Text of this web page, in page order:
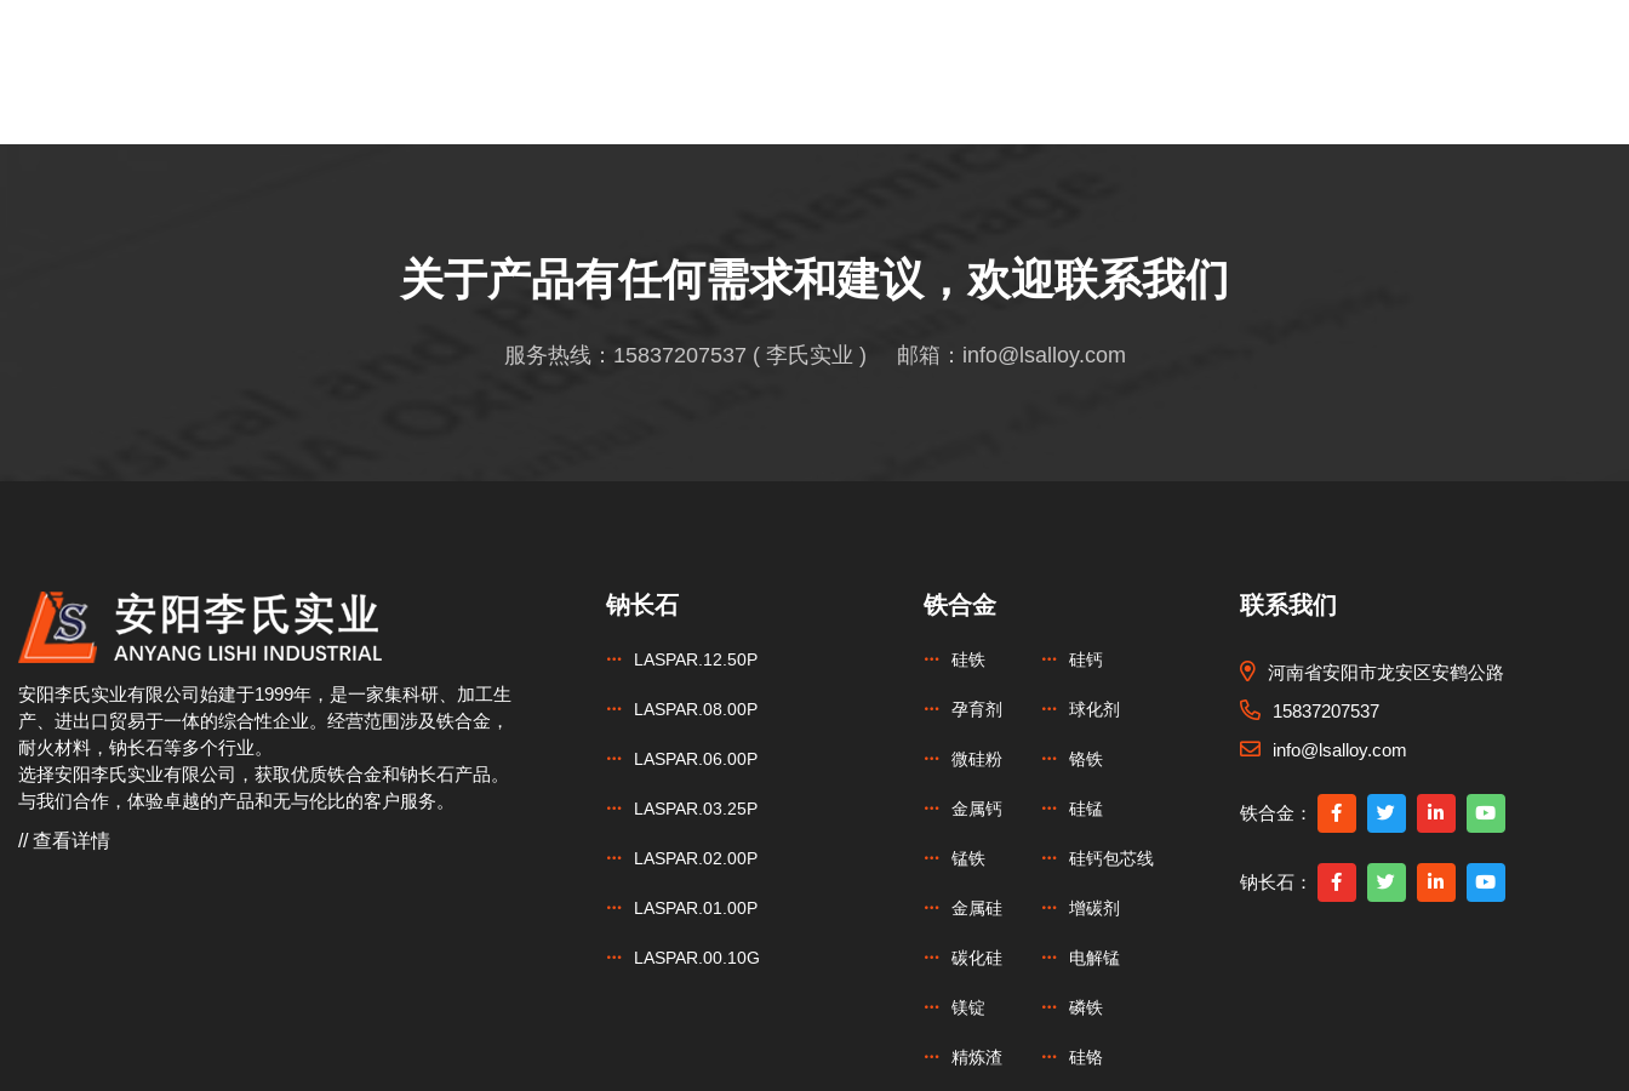
关于产品有任何需求和建议，欢迎联系我们
服务热线： 15837207537 ( 李氏实业 ) 邮箱： info@lsalloy.com
安阳李氏实业有限公司始建于1999年，是一家集科研、加工生
产、进出口贸易于一体的综合性企业。经营范围涉及铁合金，
耐火材料，钠长石等多个行业。
选择安阳李氏实业有限公司，获取优质铁合金和钠长石产品。
与我们合作，体验卓越的产品和无与伦比的客户服务。
// 查看详情
钠长石
LASPAR.12.50P
LASPAR.08.00P
LASPAR.06.00P
LASPAR.03.25P
LASPAR.02.00P
LASPAR.01.00P
LASPAR.00.10G
铁合金
硅铁 硅钙
孕育剂 球化剂
微硅粉 铬铁
金属钙 硅锰
锰铁 硅钙包芯线
金属硅 增碳剂
碳化硅 电解锰
镁锭 磷铁
精炼渣 硅铬
联系我们
河南省安阳市龙安区安鹤公路
15837207537
info@lsalloy.com
铁合金：
钠长石：